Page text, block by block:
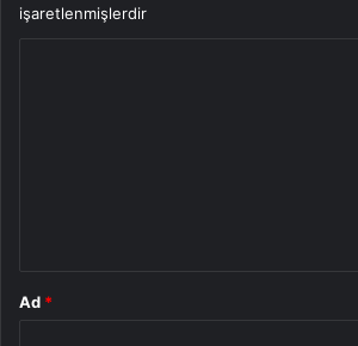
işaretlenmişlerdir
Ad *